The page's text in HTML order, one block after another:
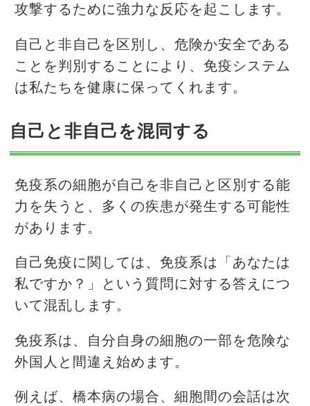
攻撃するために強力な反応を起こします。
自己と非自己を区別し、危険か安全である
ことを判別することにより、免疫システム
は私たちを健康に保ってくれます。
自己と非自己を混同する
免疫系の細胞が自己を非自己と区別する能
力を失うと、多くの疾患が発生する可能性
があります。
自己免疫に関しては、免疫系は「あなたは
私ですか？」という質問に対する答えにつ
いて混乱します。
免疫系は、自分自身の細胞の一部を危険な
外国人と間違え始めます。
例えば、橋本病の場合、細胞間の会話は次